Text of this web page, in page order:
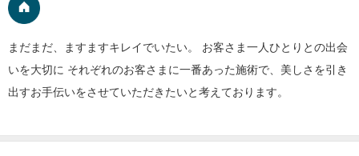
まだまだ、ますますキレイでいたい。 お客さま一人ひとりとの出会
いを大切に それぞれのお客さまに一番あった施術で、美しさを引き
出すお手伝いをさせていただきたいと考えております。